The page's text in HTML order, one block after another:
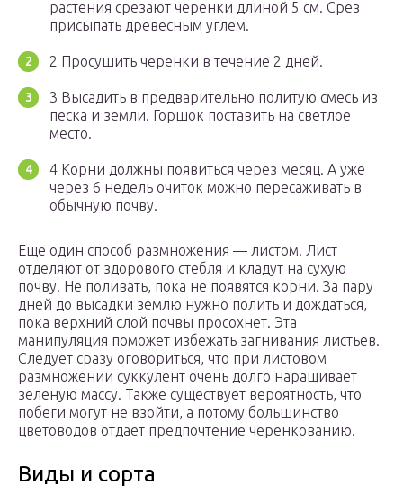
растения срезают черенки длиной 5 см. Срез
присыпать древесным углем.
2 Просушить черенки в течение 2 дней.
3 Высадить в предварительно политую смесь из
песка и земли. Горшок поставить на светлое
место.
4 Корни должны появиться через месяц. А уже
через 6 недель очиток можно пересаживать в
обычную почву.
Еще один способ размножения — листом. Лист
отделяют от здорового стебля и кладут на сухую
почву. Не поливать, пока не появятся корни. За пару
дней до высадки землю нужно полить и дождаться,
пока верхний слой почвы просохнет. Эта
манипуляция поможет избежать загнивания листьев.
Следует сразу оговориться, что при листовом
размножении суккулент очень долго наращивает
зеленую массу. Также существует вероятность, что
побеги могут не взойти, а потому большинство
цветоводов отдает предпочтение черенкованию.
Виды и сорта